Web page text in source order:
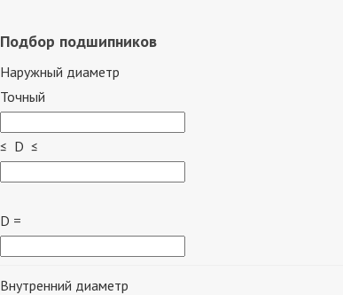
Подбор подшипников
Наружный диаметр
Точный
≤ D ≤
D =
Внутренний диаметр